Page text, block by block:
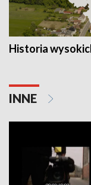
Historia
INNE